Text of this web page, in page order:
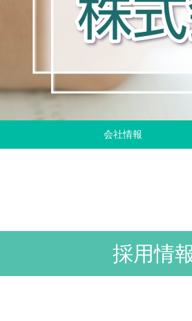
会社情報
採用情